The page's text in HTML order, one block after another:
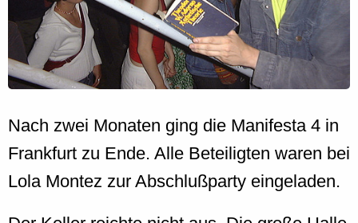
Nach zwei Monaten ging die Manifesta 4 in
Frankfurt zu Ende. Alle Beteiligten waren bei
Lola Montez zur Abschlußparty eingeladen.